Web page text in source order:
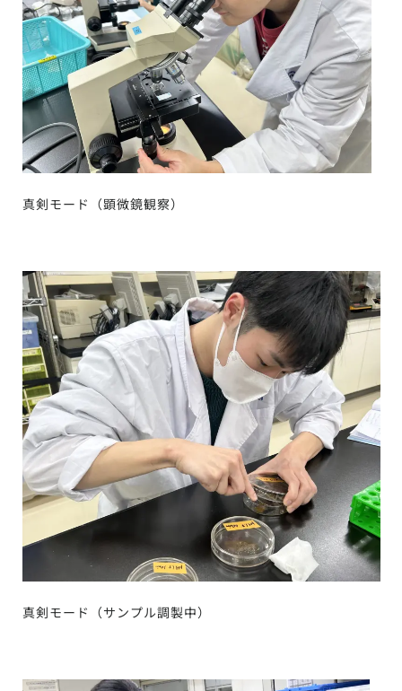
真剣モード（顕微鏡観察）
真剣モード（サンプル調製中）